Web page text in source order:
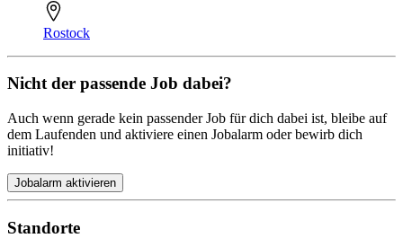
Rostock
Nicht der passende Job dabei?
Auch wenn gerade kein passender Job für dich dabei ist, bleibe auf
dem Laufenden und aktiviere einen Jobalarm oder bewirb dich
initiativ!
Jobalarm aktivieren
Standorte